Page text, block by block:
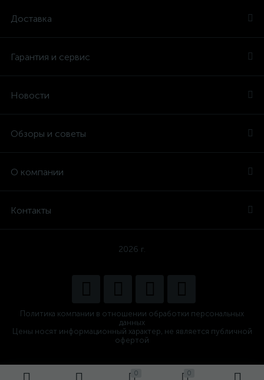
0 0
Доставка
Гарантия и сервис
Новости
Обзоры и советы
О компании
Контакты
2026 г.
Политика компании в отношении обработки персональных
данных
Цены носят информационный характер, не является публичной
офертой